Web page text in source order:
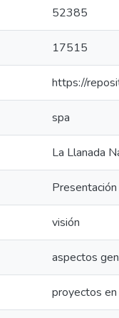
52385
17515
https://
spa
La Llanada
Presentación
visión
aspectos
proyectos